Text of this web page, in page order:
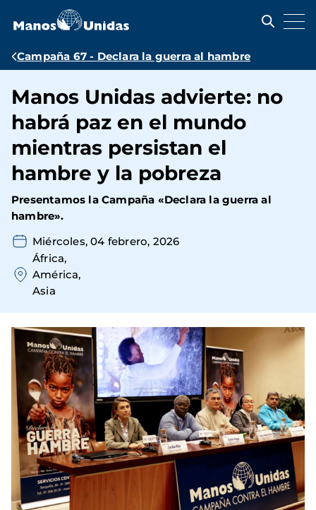
contenido
Ruta
navegación
Campaña 67 - Declara la guerra al hambre
Manos Unidas advierte: no
habrá paz en el mundo
mientras persistan el
hambre y la pobreza
Presentamos la Campaña «Declara la guerra al
hambre».
Miércoles, 04 febrero, 2026
África
América
Asia